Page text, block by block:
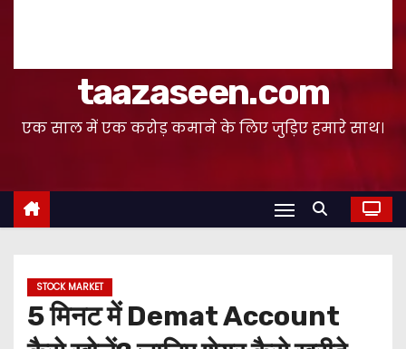
taazaseen.com
एक साल में एक करोड़ कमाने के लिए जुड़िए हमारे साथ।
STOCK MARKET
5 मिनट में Demat Account